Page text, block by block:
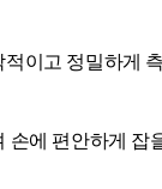
이고 정밀하게
에 편안하게 잡